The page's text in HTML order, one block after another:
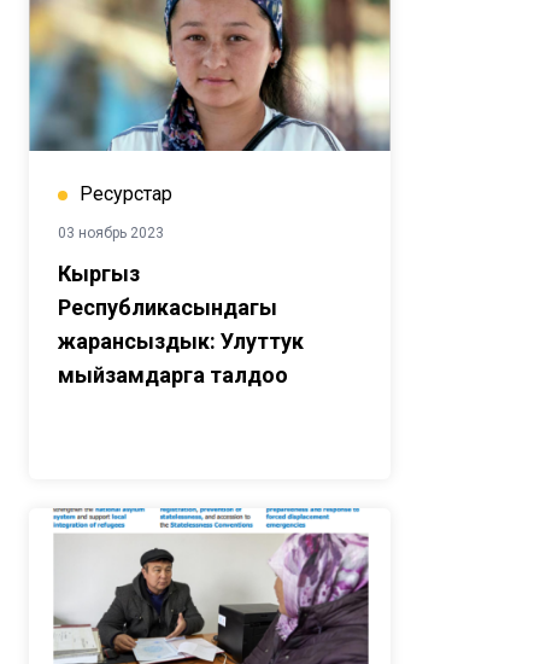
Ресурстар
03 ноябрь 2023
Кыргыз
Республикасындагы
жарансыздык: Улуттук
мыйзамдарга талдоо